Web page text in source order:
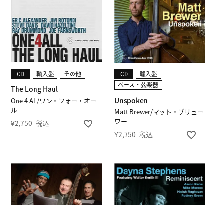
One 4 All/ワン・フォー・オー
ル
The Long Haul
CD 輸入盤 その他
¥2,750 税込
Matt Brewer/マット・ブリュー
ワー
Unspoken
CD
輸入盤
ベース・弦楽器
¥2,750 税込